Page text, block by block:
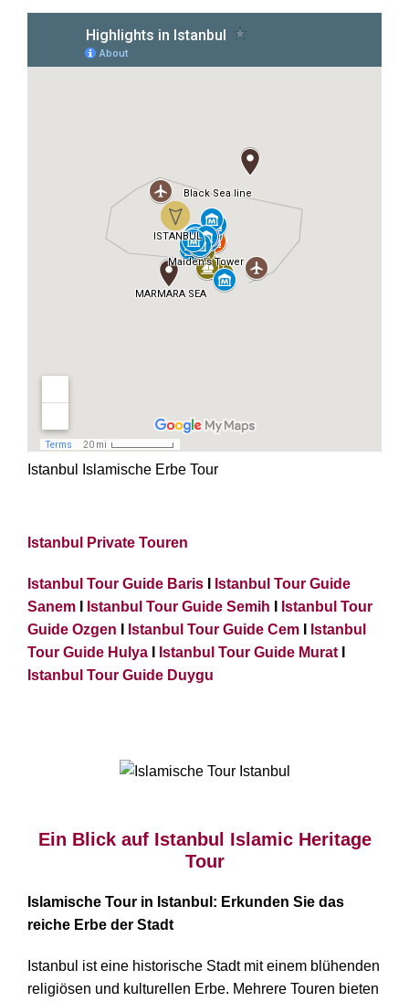
Istanbul Islamische Erbe Tour
Istanbul Private Touren
Istanbul Tour Guide Baris
Istanbul Tour Guide
Sanem
Istanbul Tour Guide Semih
Istanbul Tour
Guide Ozgen
Istanbul Tour Guide Cem
Istanbul
Tour Guide Hulya
Istanbul Tour Guide Murat
Istanbul Tour Guide Duygu
Ein Blick auf Istanbul Islamic Heritage
Tour
Islamische Tour in Istanbul: Erkunden Sie das
reiche Erbe der Stadt
Istanbul ist eine historische Stadt mit einem blühenden
religiösen und kulturellen Erbe. Mehrere Touren bieten